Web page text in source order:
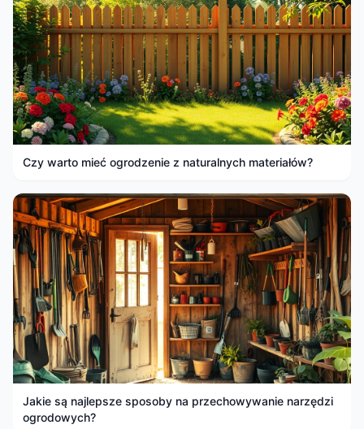
Czy warto mieć ogrodzenie z naturalnych materiałów?
Jakie są najlepsze sposoby na przechowywanie narzędzi
ogrodowych?